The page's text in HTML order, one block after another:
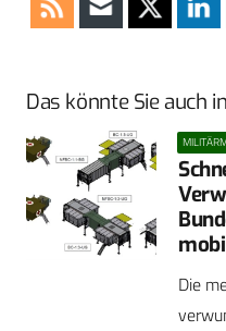
Das könnte Sie auch
Die